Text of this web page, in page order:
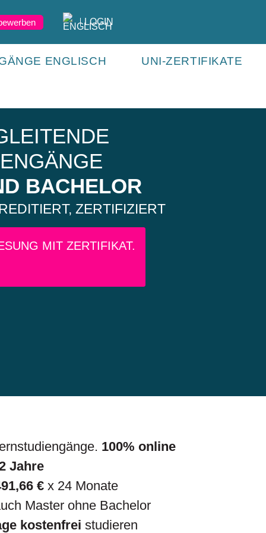
LOGIN
ENGLISCH UNI-ZERTIFIKATE
BACHELOR
ZERTIFIZIERT
MIT ZERTIFIKAT.
100% online
Jahre
€ x 24 Monate
Master ohne Bachelor
kostenfrei studieren